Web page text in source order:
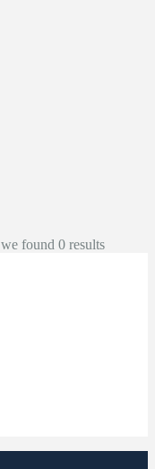
we found 0 results